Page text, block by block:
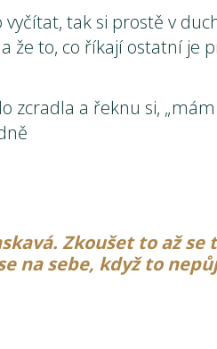
tak si prostě v
že to, co říkají ostatní je
zcradla a řeknu si,
Zkoušet to až se
na sebe, když to